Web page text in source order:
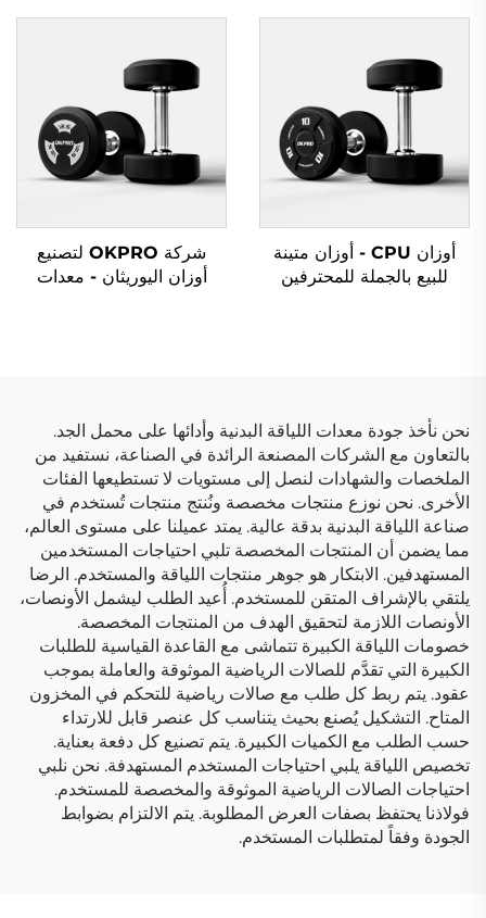
للصالات الرياضية التجارية
أوزان CPU - أوزان متينة
للبيع بالجملة للمحترفين
شركة OKPRO لتصنيع
أوزان اليوريثان - معدات
نحن نأخذ جودة معدات اللياقة البدنية وأدائها على محمل الجد.
بالتعاون مع الشركات المصنعة الرائدة في الصناعة، نستفيد من
الملخصات والشهادات لنصل إلى مستويات لا تستطيعها الفئات
الأخرى. نحن نوزع منتجات مخصصة ونُنتج منتجات تُستخدم في
صناعة اللياقة البدنية بدقة عالية. يمتد عميلنا على مستوى العالم،
مما يضمن أن المنتجات المخصصة تلبي احتياجات المستخدمين
المستهدفين. الابتكار هو جوهر منتجات اللياقة والمستخدم. الرضا
يلتقي بالإشراف المتقن للمستخدم. أُعيد الطلب ليشمل الأونصات،
الأونصات اللازمة لتحقيق الهدف من المنتجات المخصصة.
خصومات اللياقة الكبيرة تتماشى مع القاعدة القياسية للطلبات
الكبيرة التي تقدَّم للصالات الرياضية الموثوقة والعاملة بموجب
عقود. يتم ربط كل طلب مع صالات رياضية للتحكم في المخزون
المتاح. التشكيل يُصنع بحيث يتناسب كل عنصر قابل للارتداء
حسب الطلب مع الكميات الكبيرة. يتم تصنيع كل دفعة بعناية.
تخصيص اللياقة يلبي احتياجات المستخدم المستهدفة. نحن نلبي
احتياجات الصالات الرياضية الموثوقة والمخصصة للمستخدم.
فولاذنا يحتفظ بصفات العرض المطلوبة. يتم الالتزام بضوابط
الجودة وفقاً لمتطلبات المستخدم.